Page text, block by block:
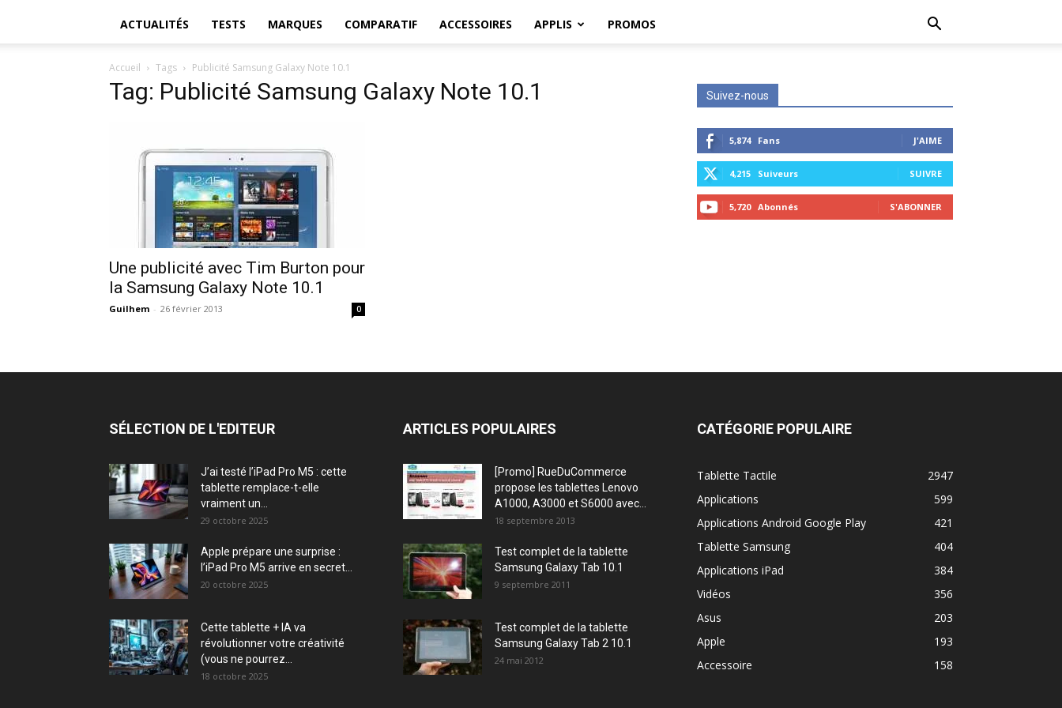
ACTUALITÉS TESTS MARQUES COMPARATIF ACCESSOIRES APPLIS PROMOS
Accueil Tags Publicité Samsung Galaxy Note 10.1
Tag: Publicité Samsung Galaxy Note 10.1
Une publicité avec Tim Burton pour
la Samsung Galaxy Note 10.1
Guilhem - 26 février 2013 0
Suivez-nous
5,874 Fans J'AIME
4,215 Suiveurs SUIVRE
5,720 Abonnés S'ABONNER
SÉLECTION DE L'EDITEUR
J’ai testé l’iPad Pro M5 : cette
tablette remplace-t-elle
vraiment un...
29 octobre 2025
Apple prépare une surprise :
l’iPad Pro M5 arrive en secret...
20 octobre 2025
Cette tablette + IA va
révolutionner votre créativité
(vous ne pourrez...
18 octobre 2025
ARTICLES POPULAIRES
[Promo] RueDuCommerce
propose les tablettes Lenovo
A1000, A3000 et S6000 avec...
18 septembre 2013
Test complet de la tablette
Samsung Galaxy Tab 10.1
9 septembre 2011
Test complet de la tablette
Samsung Galaxy Tab 2 10.1
24 mai 2012
CATÉGORIE POPULAIRE
Tablette Tactile
2947
Applications
599
Applications Android Google Play
421
Tablette Samsung
404
Applications iPad
384
Vidéos
356
Asus
203
Apple
193
Accessoire
158